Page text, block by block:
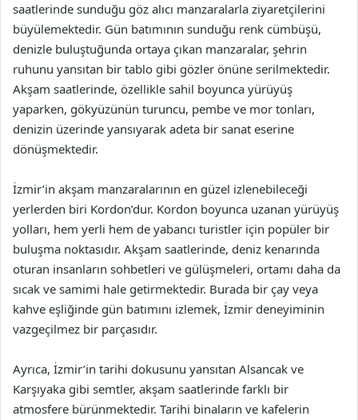
saatlerinde sunduğu göz alıcı manzaralarla ziyaretçilerini
büyülemektedir. Gün batımının sunduğu renk cümbüşü,
denizle buluştuğunda ortaya çıkan manzaralar, şehrin
ruhunu yansıtan bir tablo gibi gözler önüne serilmektedir.
Akşam saatlerinde, özellikle sahil boyunca yürüyüş
yaparken, gökyüzünün turuncu, pembe ve mor tonları,
denizin üzerinde yansıyarak adeta bir sanat eserine
dönüşmektedir.
İzmir’in akşam manzaralarının en güzel izlenebileceği
yerlerden biri Kordon’dur. Kordon boyunca uzanan yürüyüş
yolları, hem yerli hem de yabancı turistler için popüler bir
buluşma noktasıdır. Akşam saatlerinde, deniz kenarında
oturan insanların sohbetleri ve gülüşmeleri, ortamı daha da
sıcak ve samimi hale getirmektedir. Burada bir çay veya
kahve eşliğinde gün batımını izlemek, İzmir deneyiminin
vazgeçilmez bir parçasıdır.
Ayrıca, İzmir’in tarihi dokusunu yansıtan Alsancak ve
Karşıyaka gibi semtler, akşam saatlerinde farklı bir
atmosfere bürünmektedir. Tarihi binaların ve kafelerin